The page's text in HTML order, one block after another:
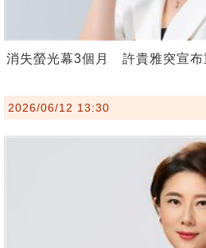
消失螢光幕3個月 許貴雅突宣布
2026/06/12 13:30